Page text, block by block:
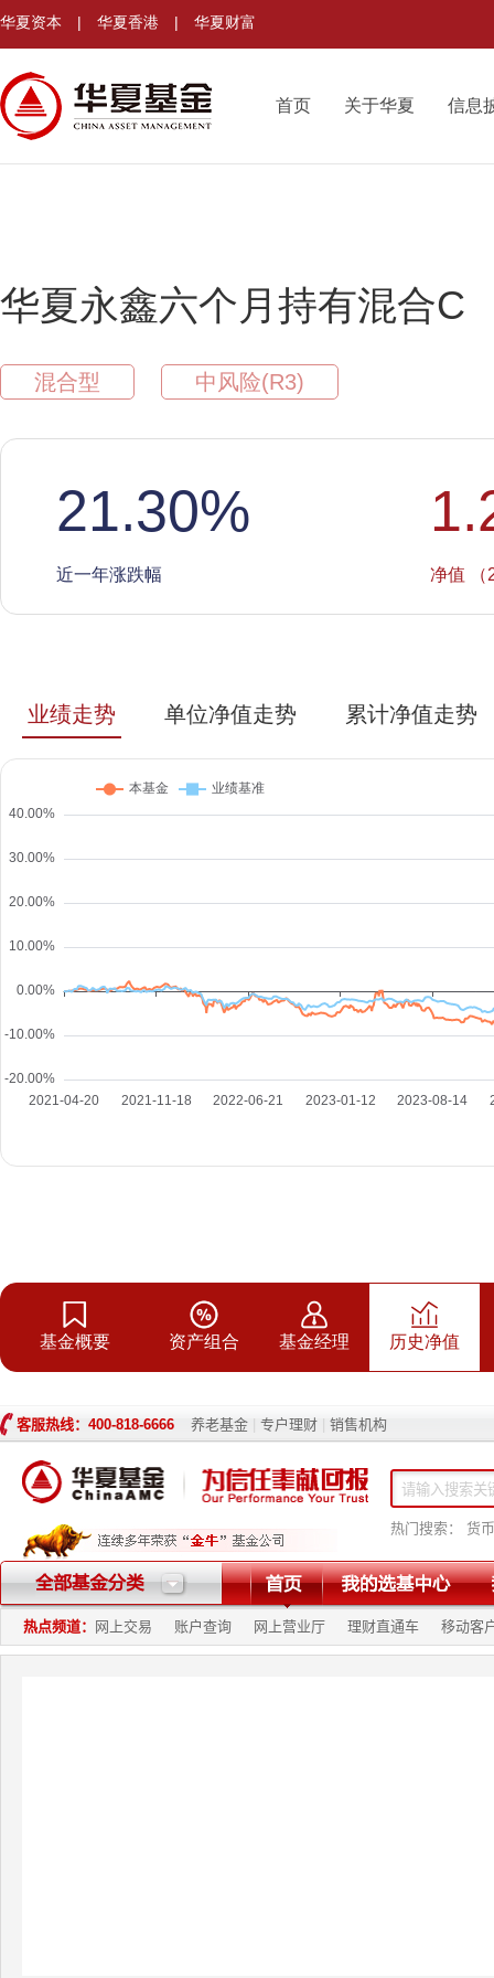
华夏资本 | 华夏香港 | 华夏财富
首页 关于华夏 信息
华夏永鑫六个月持有混合C
混合型 中风险(R3)
21.30%
近一年涨跌幅 净值 （
业绩走势 单位净值走势 累计净值走势
基金概要 资产组合 基金经理 历史净值